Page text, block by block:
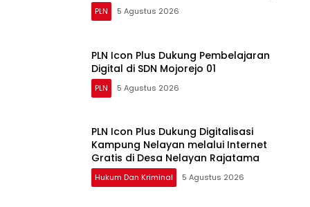
PLN 5 Agustus 2026
PLN Icon Plus Dukung Pembelajaran
Digital di SDN Mojorejo 01
PLN 5 Agustus 2026
PLN Icon Plus Dukung Digitalisasi
Kampung Nelayan melalui Internet
Gratis di Desa Nelayan Rajatama
Hukum Dan Kriminal 5 Agustus 2026